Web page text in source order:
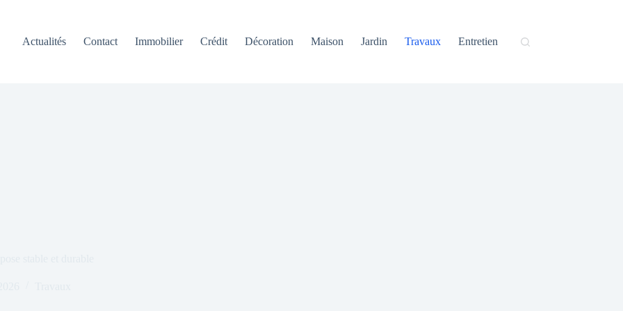
Actualités
Contact Immobilier Crédit Décoration Maison Jardin Travaux Entretien